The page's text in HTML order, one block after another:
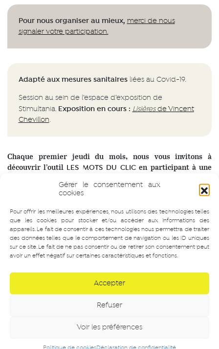
Gérer le consentement aux
cookies
Pour offrir les meilleures expériences, nous utilisons des technologies telles
que les cookies pour stocker et/ou accéder aux informations des
appareils. Le fait de consentir à ces technologies nous permettra de traiter
des données telles que le comportement de navigation ou les ID uniques
sur ce site. Le fait de ne pas consentir ou de retirer son consentement peut
avoir un effet négatif sur certaines caractéristiques et fonctions.
Accepter
Refuser
Voir les préférences
Pour nous organiser au mieux, merci de nous
signaler votre participation.
Adapté aux mesures sanitairesliées au Covid-19.
Session au sein de l’espace d’exposition de
Stimultania. Exposition en cours : Lisièresde Vincent
Chevillon.
Chaque premier jeudi du mois, nous vous invitons à
découvrir l’outil LES MOTS DU CLIC en participant à une
© Stimultania
Quel regard porter sur une image ? Photographie d’art, de
presse ou publicitaire. Imprimée, affichée, projetée.
Comment en parler ? Comment analyser sa construction et
sa destination ? Le jeuLES MOTS DU CLICa été créé par
Stimultania pour questionner le regardeur. Il est à la fois un
vocabulaire et de réflexion citoyenne.
Constitué de 94 cartes-mots illustrées,LES MOTS DU CLIC
accompagne les joueurs dans l’élaboration d’une critique
jusqu’aux engagements artistiques du photographe. Espace